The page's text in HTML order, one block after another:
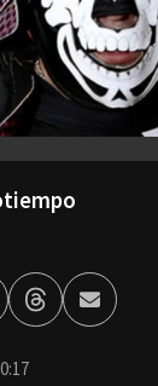
ThreadsEnviar
por